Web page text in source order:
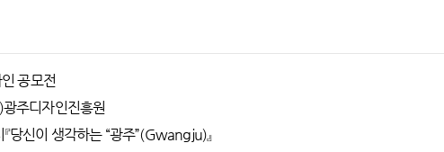
공모전
주디자인진흥원
당신이 생각하는 “광주”(Gwangju)』